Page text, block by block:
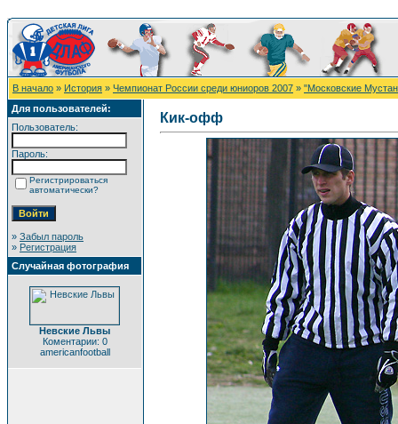
В начало » История » Чемпионат России среди юниоров 2007 » "Московские
Для пользователей:
Пользователь:
Пароль:
Регистрироваться
автоматически?
» Забыл пароль
» Регистрация
Случайная фотография
Невские Львы
Коментарии: 0
americanfootball
Кик-офф